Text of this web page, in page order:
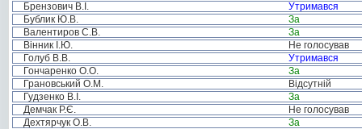
Брензович В.І.
Утримався
Бублик Ю.В.
За
Валентиров С.В.
За
Вінник І.Ю.
Не голосував
Голуб В.В.
Утримався
Гончаренко О.О.
За
Грановський О.М.
Відсутній
Гудзенко В.І.
За
Демчак Р.Є.
Не голосував
Дехтярчук О.В.
За